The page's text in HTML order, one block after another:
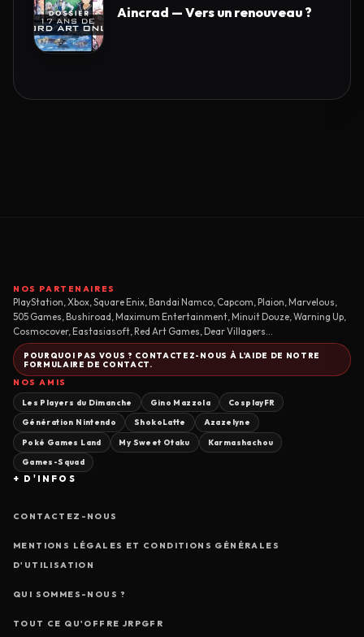
Aincrad — Vers un renouveau ?
NOS PARTENAIRES
PlayStation, Xbox, Square Enix, Bandai Namco, Capcom, Plaion, Marvelous,
505 Games, Bushiroad, Maximum Entertainment, Minuit Douze, Warning Up,
Cosmocover, Eastasiasoft, Red Art Games, Dear Villagers...
POURQUOI PAS VOUS ? CONTACTEZ-NOUS À L'AIDE DE NOTRE
FORMULAIRE DE CONTACT.
NOS AMIS
Les Players du Dimanche Gino Mazzola CosplayFR
Génération Nintendo ShokoLatte Azazelyne
Poké Games Land My Sweet Otaku Karmashachou
Games-Squad
+ D'INFOS
CONTACTEZ-NOUS
MENTIONS LÉGALES ET CONDITIONS GÉNÉRALES
D'UTILISATION
QUI SOMMES-NOUS ?
TOUT CE QU'OFFRE JRPGFR